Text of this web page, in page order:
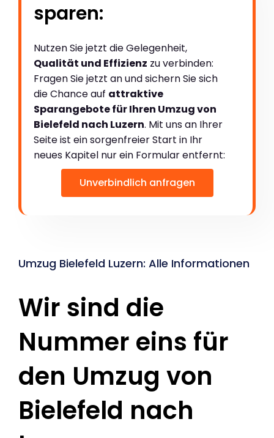
sparen:
Nutzen Sie jetzt die Gelegenheit,
Qualität und Effizienz zu verbinden:
Fragen Sie jetzt an und sichern Sie sich
die Chance auf attraktive
Sparangebote für Ihren Umzug von
Bielefeld nach Luzern. Mit uns an Ihrer
Seite ist ein sorgenfreier Start in Ihr
neues Kapitel nur ein Formular entfernt:
Unverbindlich anfragen
Umzug Bielefeld Luzern: Alle Informationen
Wir sind die
Nummer eins für
den Umzug von
Bielefeld nach